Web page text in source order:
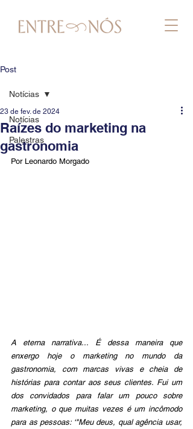
Post
Notícias
Palestras
Notícias
Raízes do marketing na
gastronomia
23 de fev. de 2024
Por Leonardo Morgado
A eterna narrativa... É dessa maneira que
enxergo hoje o marketing no mundo da
gastronomia, com marcas vivas e cheia de
histórias para contar aos seus clientes. Fui um
dos convidados para falar um pouco sobre
marketing, o que muitas vezes é um incômodo
para as pessoas: ‘"Meu deus, qual agência usar,